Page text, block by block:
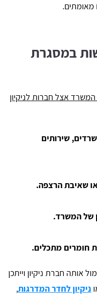
מאומתים.
במסגרת
אצל חברות לניקיון
שירותים
שאיבת הרצפה.
של המשרד.
חומרים מתכלים.
אותה חברת ניקיון וייתכן
ניקיון לחדר המדרגות,